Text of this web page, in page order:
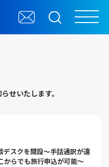
せいたします。
スクを開設～手話通訳が遠
からでも旅行申込が可能～